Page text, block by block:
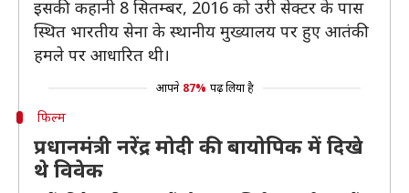
इसकी कहानी 8 सितम्बर, 2016 को उरी सेक्टर के पास
स्थित भारतीय सेना के स्थानीय मुख्यालय पर हुए आतंकी
हमले पर आधारित थी।
आपने 87% पढ़ लिया है
फिल्म
प्रधानमंत्री नरेंद्र मोदी की बायोपिक में दिखे
थे विवेक